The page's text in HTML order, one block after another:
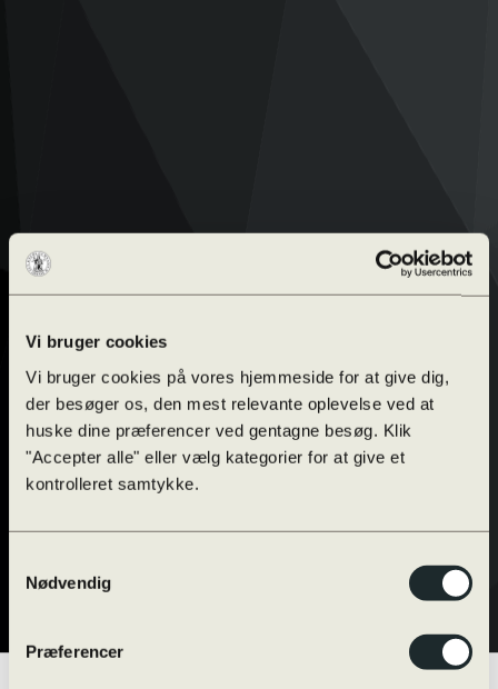
Vi bruger cookies
Vi bruger cookies på vores hjemmeside for at give dig,
der besøger os, den mest relevante oplevelse ved at
huske dine præferencer ved gentagne besøg. Klik
"Accepter alle" eller vælg kategorier for at give et
kontrolleret samtykke.
Nødvendig
Præferencer